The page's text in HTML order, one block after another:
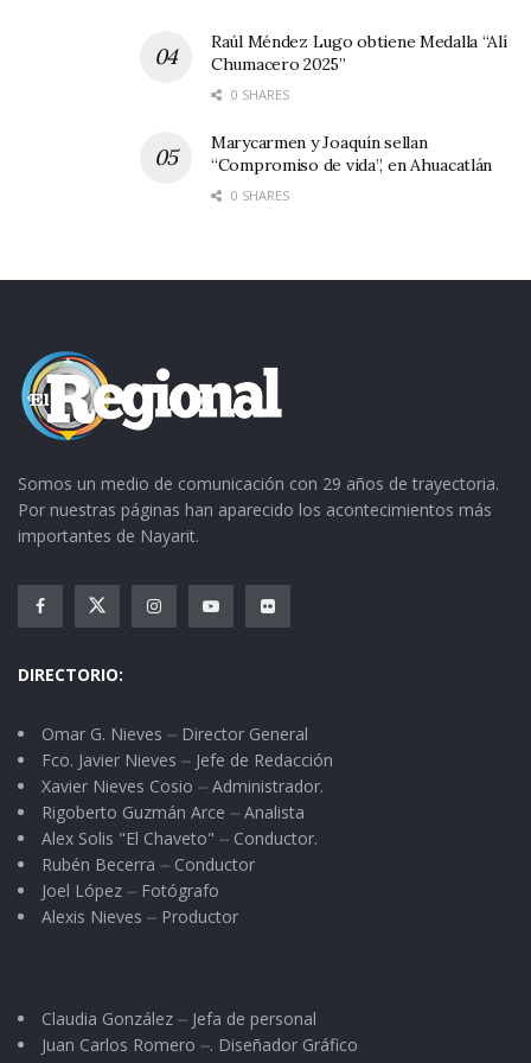
Raúl Méndez Lugo obtiene Medalla “Alí
Chumacero 2025”
0 SHARES
Marycarmen y Joaquín sellan
“Compromiso de vida”, en Ahuacatlán
0 SHARES
Somos un medio de comunicación con 29 años de trayectoria.
Por nuestras páginas han aparecido los acontecimientos más
importantes de Nayarit.
DIRECTORIO:
Omar G. Nieves ⏤ Director General
Fco. Javier Nieves ⏤ Jefe de Redacción
Xavier Nieves Cosio ⏤ Administrador.
Rigoberto Guzmán Arce ⏤ Analista
Alex Solis "El Chaveto" ⏤ Conductor.
Rubén Becerra ⏤ Conductor
Joel López ⏤ Fotógrafo
Alexis Nieves ⏤ Productor
Claudia González ⏤ Jefa de personal
Juan Carlos Romero ⏤. Diseñador Gráfico